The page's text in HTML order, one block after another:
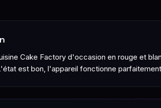
Cake Factory d'occasion en rouge et
est bon, l'appareil fonctionne